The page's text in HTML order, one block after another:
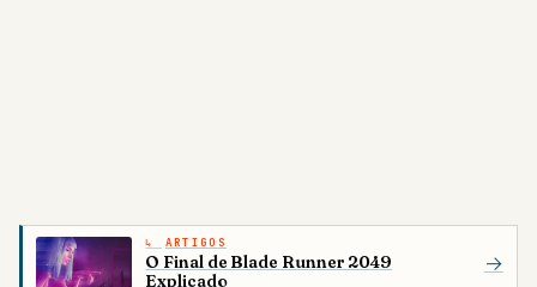
ARTIGOS
O Final de Blade Runner 2049
Explicado
→